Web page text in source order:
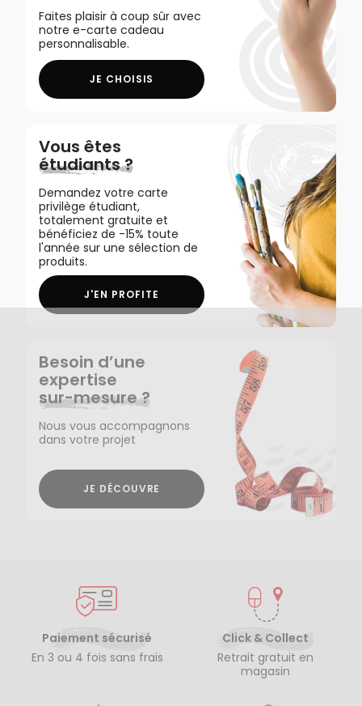
Faites plaisir à coup sûr avec
notre e-carte cadeau
personnalisable.
JE CHOISIS
Vous êtes
étudiants ?
Demandez votre carte
privilège étudiant,
totalement gratuite et
bénéficiez de -15% toute
l'année sur une sélection de
produits.
J'EN PROFITE
Besoin d’une
expertise
sur-mesure ?
Nous vous accompagnons
dans votre projet
JE DÉCOUVRE
Paiement sécurisé
En 3 ou 4 fois sans frais
Click & Collect
Retrait gratuit en
magasin